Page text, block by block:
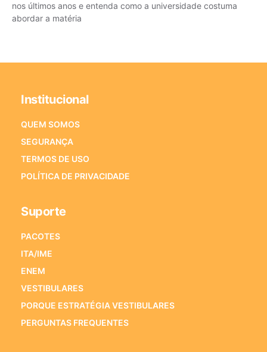
nos últimos anos e entenda como a universidade costuma
abordar a matéria
Institucional
QUEM SOMOS
SEGURANÇA
TERMOS DE USO
POLÍTICA DE PRIVACIDADE
Suporte
PACOTES
ITA/IME
ENEM
VESTIBULARES
PORQUE ESTRATÉGIA VESTIBULARES
PERGUNTAS FREQUENTES